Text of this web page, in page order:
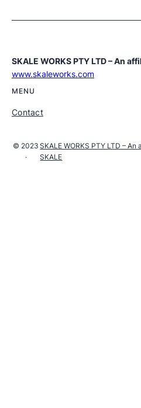
SKALE WORKS PTY LTD – An
www.skaleworks.com
MENU
Contact
© 2023
·
SKALE WORKS PTY LTD – An
SKALE